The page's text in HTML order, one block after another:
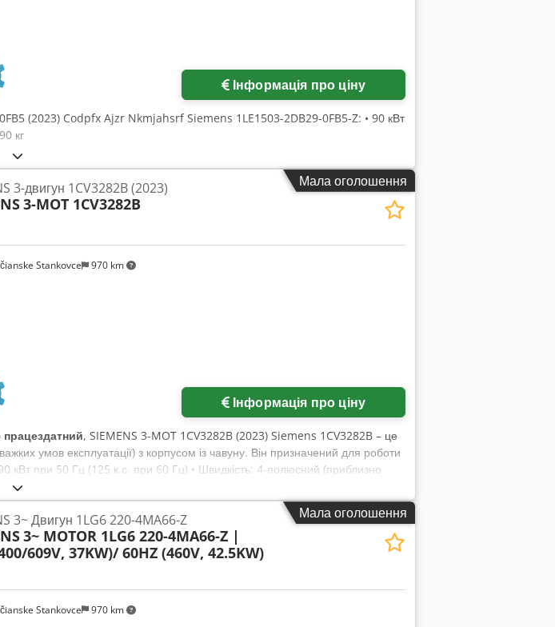
Інформація про ціну
(2023) Codpfx Ajzr Nkmjahsrf Siemens 1LE1503-2DB29-0FB5-Z: • 90 кВт
кг
Мала оголошення
Stankovce 970 km
3-двигун 1CV3282B (2023)
3-MOT 1CV3282B
Інформація про ціну
працездатний, SIEMENS 3-MOT 1CV3282B (2023) Siemens 1CV3282B – це
умов експлуатації) з корпусом із чавуну. Він призначений для роботи
кВт при 50 Гц (125 к.с. при 60 Гц) • Швидкість: 4-полюсний (приблизно
• Ступінь захисту: IP55 (захист від пилу та бризок води)
приблизно 670 кг 1LE1503-2DB29-0FB5-Z – точний номер замовлення
(Innomotics).
Мала оголошення
Stankovce 970 km
3~ Двигун 1LG6 220-4MA66-Z
3~ MOTOR 1LG6 220-4MA66-Z |
609V, 37KW)/ 60HZ (460V, 42.5KW)